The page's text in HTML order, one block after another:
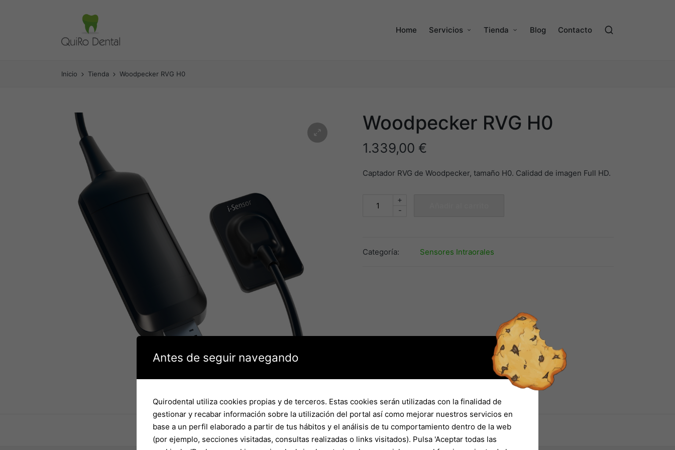
Home Servicios Tienda Blog Contacto
Inicio Tienda Woodpecker RVG H0
Woodpecker RVG H0
1.339,00 €
Captador RVG de Woodpecker, tamaño H0. Calidad de imagen Full HD.
Woodpecker
-
+
Categoría: Sensores Intraorales
Valoraciones (0)
Antes de seguir navegando
Quirodental utiliza cookies propias y de terceros. Estas cookies serán utilizadas con la finalidad de
gestionar y recabar información sobre la utilización del portal así como mejorar nuestros servicios en
base a un perfil elaborado a partir de tus hábitos y el análisis de tu comportamiento dentro de la web
(por ejemplo, secciones visitadas, consultas realizadas o links visitados). Pulsa 'Aceptar todas las